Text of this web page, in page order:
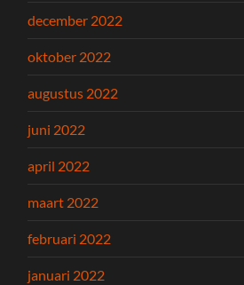
december 2022
oktober 2022
augustus 2022
juni 2022
april 2022
maart 2022
februari 2022
januari 2022